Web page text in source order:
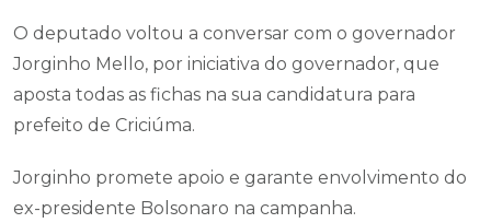
O deputado voltou a conversar com o governador
Jorginho Mello, por iniciativa do governador, que
aposta todas as fichas na sua candidatura para
prefeito de Criciúma.
Jorginho promete apoio e garante envolvimento do
ex-presidente Bolsonaro na campanha.